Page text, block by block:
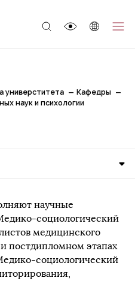
универститета
Кафедры
наук и психологии
научные
социологический
медицинского
постдипломном этапах
социологический